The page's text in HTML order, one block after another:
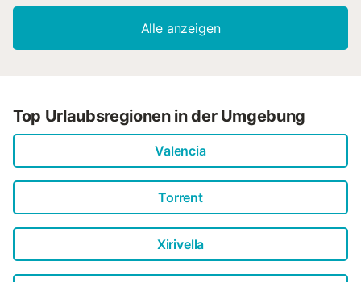
Alle anzeigen
Top Urlaubsregionen in der Umgebung
Valencia
Torrent
Xirivella